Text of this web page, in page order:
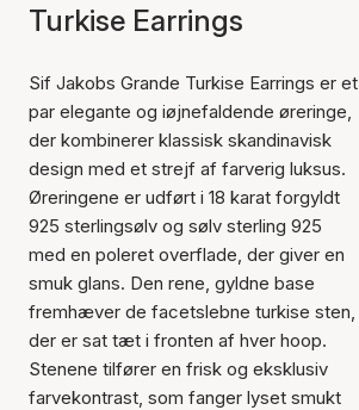
Turkise Earrings
Sif Jakobs Grande Turkise Earrings er et
par elegante og iøjnefaldende øreringe,
der kombinerer klassisk skandinavisk
design med et strejf af farverig luksus.
Øreringene er udført i 18 karat forgyldt
925 sterlingsølv og sølv sterling 925
med en poleret overflade, der giver en
smuk glans. Den rene, gyldne base
fremhæver de facetslebne turkise sten,
der er sat tæt i fronten af hver hoop.
Stenene tilfører en frisk og eksklusiv
farvekontrast, som fanger lyset smukt